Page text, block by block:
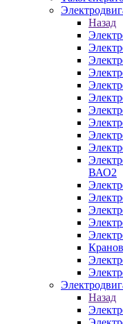
Назад
ВАО2
Назад